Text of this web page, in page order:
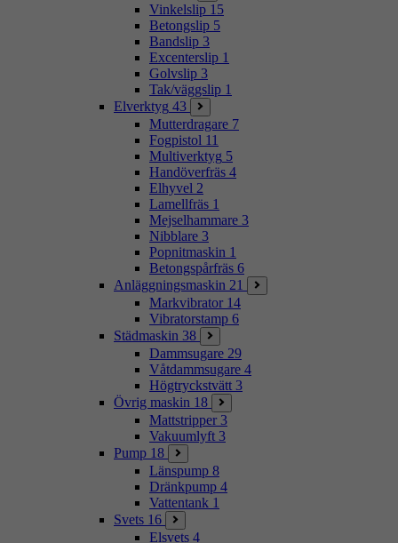
Vinkelslip 15
Betongslip 5
Bandslip 3
Excenterslip 1
Golvslip 3
Tak/väggslip 1
Elverktyg 43
Mutterdragare 7
Fogpistol 11
Multiverktyg 5
Handöverfräs 4
Elhyvel 2
Lamellfräs 1
Mejselhammare 3
Nibblare 3
Popnitmaskin 1
Betongspårfräs 6
Anläggningsmaskin 21
Markvibrator 14
Vibratorstamp 6
Städmaskin 38
Dammsugare 29
Våtdammsugare 4
Högtryckstvätt 3
Övrig maskin 18
Mattstripper 3
Vakuumlyft 3
Pump 18
Länspump 8
Dränkpump 4
Vattentank 1
Svets 16
Elsvets 4